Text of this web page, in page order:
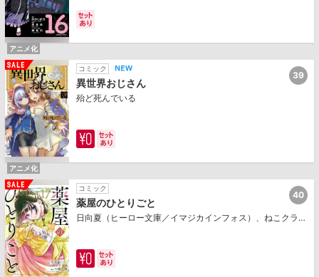
アニメ化
コミック
異世界おじさん
殆ど死んでいる
39
アニメ化
コミック
薬屋のひとりごと
日向夏（ヒーロー文庫／イマジカインフォス）、ねこクラ
40